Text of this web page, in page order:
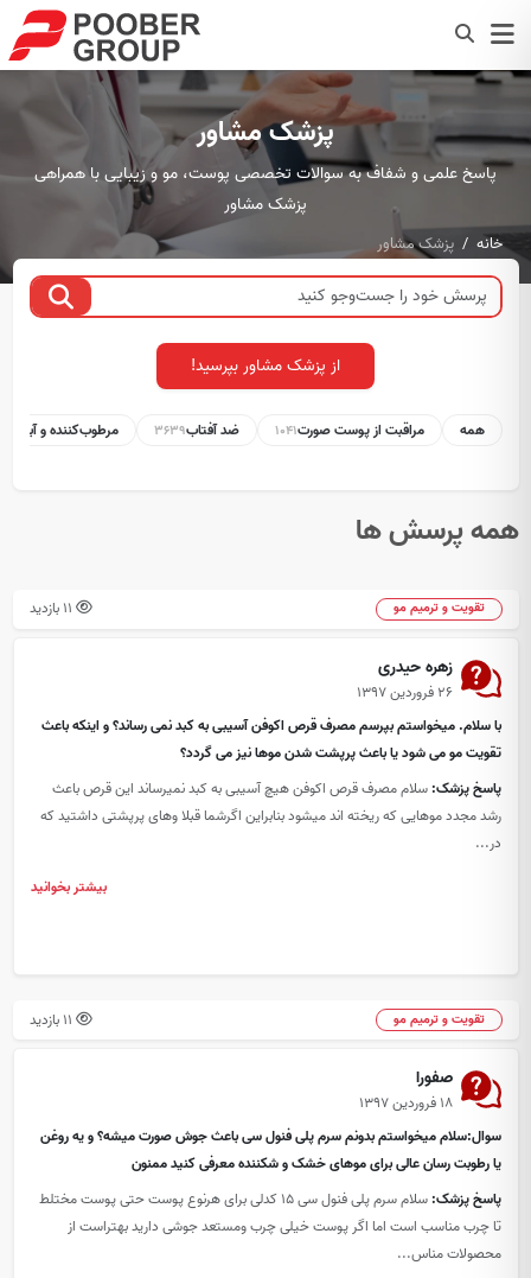
پزشک مشاور
پاسخ علمی و شفاف به سوالات تخصصی پوست، مو و زیبایی با همراهی
پزشک مشاور
خانه پزشک مشاور
از پزشک مشاور بپرسید!
همه مراقبت از پوست صورت1041 ضد آفتاب3639 مرطوب‌کننده و آبرسان
همه پرسش ها
تقویت و ترمیم مو
زهره حیدری
۲۶ فروردین ۱۳۹۷
با سلام. میخواستم بپرسم مصرف قرص اکوفن آسیبی به کبد نمی رساند؟ و اینکه باعث
تقویت مو می شود یا باعث پرپشت شدن موها نیز می گردد؟
پاسخ پزشک: سلام مصرف قرص اکوفن هیچ آسیبی به کبد نمیرساند این قرص باعث
رشد مجدد موهایی که ریخته اند میشود بنابراین اگرشما قبلا وهای پرپشتی داشتید که
در...
بیشتر بخوانید
تقویت و ترمیم مو
صفورا
۱۸ فروردین ۱۳۹۷
سوال:سلام میخواستم بدونم سرم پلی فنول سی باعث جوش صورت میشه؟ و یه روغن
یا رطوبت رسان عالی برای موهای خشک و شکننده معرفی کنید ممنون
پاسخ پزشک:
سلام سرم پلی فنول سی 15 کدلی برای هرنوع پوست حتی پوست مختلط
تا چرب مناسب است اما اگر پوست خیلی چرب ومستعد جوشی دارید بهتراست از
محصولات مناس...